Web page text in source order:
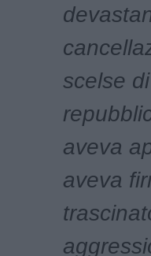
scelse
aveva
aveva